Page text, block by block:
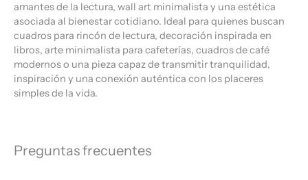
amantes de la lectura, wall art minimalista y una estética
asociada al bienestar cotidiano. Ideal para quienes buscan
cuadros para rincón de lectura, decoración inspirada en
libros, arte minimalista para cafeterías, cuadros de café
modernos o una pieza capaz de transmitir tranquilidad,
inspiración y una conexión auténtica con los placeres
simples de la vida.
Preguntas frecuentes